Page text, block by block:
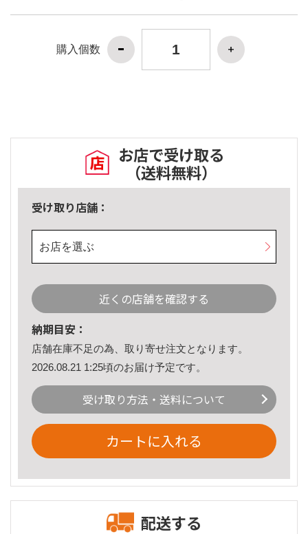
購入個数
お店で受け取る
（送料無料）
受け取り店舗：
お店を選ぶ
近くの店舗を確認する
納期目安：
店舗在庫不足の為、取り寄せ注文となります。
2026.08.21 1:25頃のお届け予定です。
受け取り方法・送料について
カートに入れる
配送する